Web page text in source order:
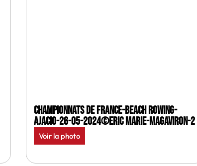
Championnats de France-Beach rowing-
Ajacio-26-05-2024©Eric Marie-MagAviron-2
Voir la photo